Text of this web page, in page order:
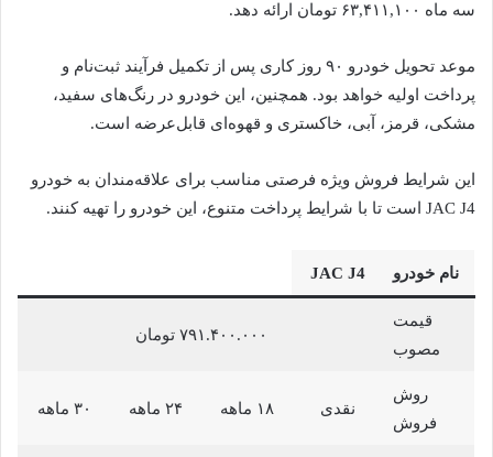
سه ماه ۶۳,۴۱۱,۱۰۰ تومان ارائه دهد.
موعد تحویل خودرو ۹۰ روز کاری پس از تکمیل فرآیند ثبت‌نام و
پرداخت اولیه خواهد بود. همچنین، این خودرو در رنگ‌های سفید،
مشکی، قرمز، آبی، خاکستری و قهوه‌ای قابل‌عرضه است.
این شرایط فروش ویژه فرصتی مناسب برای علاقه‌مندان به خودرو
JAC J4 است تا با شرایط پرداخت متنوع، این خودرو را تهیه کنند.
نام خودرو JAC J4
قیمت
مصوب
۷۹۱.۴۰۰.۰۰۰ تومان
روش
فروش
نقدی ۱۸ ماهه ۲۴ ماهه ۳۰ ماهه